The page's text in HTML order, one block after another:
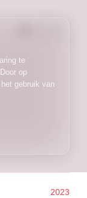
2023
te
op
gebruik van